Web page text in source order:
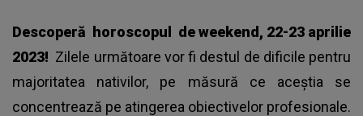
Descoperă horoscopul de weekend, 22-23 aprilie
2023! Zilele următoare vor fi destul de dificile pentru
majoritatea nativilor, pe măsură ce aceștia se
concentrează pe atingerea obiectivelor profesionale.